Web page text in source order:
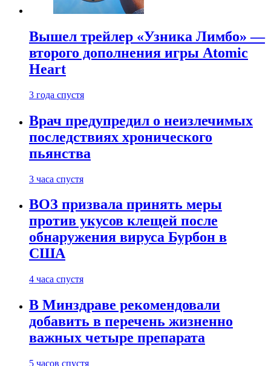
Вышел трейлер «Узника Лимбо» —
второго дополнения игры Atomic
Heart
3 года спустя
Врач предупредил о неизлечимых
последствиях хронического
пьянства
3 часа спустя
ВОЗ призвала принять меры
против укусов клещей после
обнаружения вируса Бурбон в
США
4 часа спустя
В Минздраве рекомендовали
добавить в перечень жизненно
важных четыре препарата
5 часов спустя